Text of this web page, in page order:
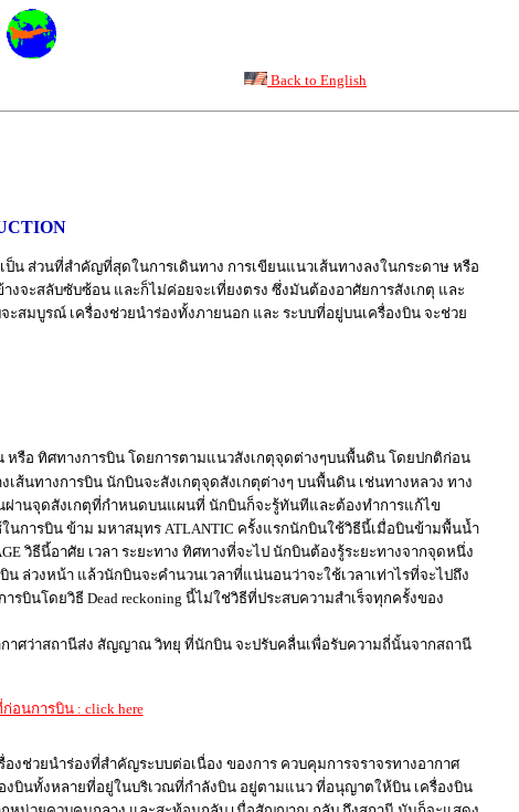
Back to English
ป็น ส่วนที่สำคัญที่สุดในการเดินทาง การเขียนแนวเส้นทางลงในกระดาษ หรือ
จะสลับซับซ้อน และก็ไม่ค่อยจะเที่ยงตรง ซึ่งมันต้องอาศัยการสังเกตุ และ
ะสมบูรณ์ เครื่องช่วยนำร่องทั้งภายนอก และ ระบบที่อยู่บนเครื่องบิน จะช่วย
หรือ ทิศทางการบิน โดยการตามแนวสังเกตุจุดต่างๆบนพื้นดิน โดยปกติก่อน
ส้นทางการบิน นักบินจะสังเกตุจุดสังเกตุต่างๆ บนพื้นดิน เช่นทางหลวง ทาง
านจุดสังเกตุที่กำหนดบนแผนที่ นักบินก็จะรู้ทันทีและต้องทำการแก้ไข
นการบิน ข้าม มหาสมุทร ATLANTIC ครั้งแรกนักบินใช้วิธีนี้เมื่อบินข้ามพื้นน้ำ
วิธีนี้อาศัย เวลา ระยะทาง ทิศทางที่จะไป นักบินต้องรู้ระยะทางจากจุดหนึ่ง
วงหน้า แล้วนักบินจะคำนวนเวลาที่แน่นอนว่าจะใช้เวลาเท่าไรที่จะไปถึง
นโดยวิธี Dead reckoning นี้ไม่ใช่วิธีที่ประสบความสำเร็จทุกครั้งของ
ศว่าสถานีส่ง สัญญาณ วิทยุ ที่นักบิน จะปรับคลื่นเพื่อรับความถี่นั้นจากสถานี
นการบิน : click here
ช่วยนำร่องที่สำคัญระบบต่อเนื่อง ของการ ควบคุมการจราจรทางอากาศ
งบินทั้งหลายที่อยู่ในบริเวณที่กำลังบิน อยู่ตามแนว ที่อนุญาตให้บิน เครื่องบิน